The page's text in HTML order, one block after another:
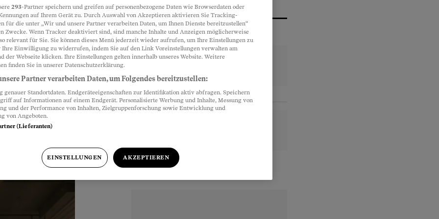
ist
um tiefere
nach.
Partnerinhalte
293-Partner speichern und greifen auf personenbezogene Daten wie Browserdaten oder
auf Ihrem Gerät zu. Durch Auswahl von Akzeptieren aktivieren Sie Tracking-
für die unter „Wir und unsere Partner verarbeiten Daten, um Ihnen Dienste bereitzustellen“
Zwecke. Wenn Tracker deaktiviert sind, sind manche Inhalte und Anzeigen möglicherweise
relevant für Sie. Sie können dieses Menü jederzeit wieder aufrufen, um Ihre Einstellungen zu
Ihre Einwilligung zu widerrufen, indem Sie auf den Link Voreinstellungen verwalten am
der Webseite klicken. Ihre Einstellungen gelten innerhalb unseres Website. Weitere
finden Sie in unserer Datenschutzerklärung.
Partner verarbeiten Daten, um Folgendes bereitzustellen:
genauer Standortdaten. Endgeräteeigenschaften zur Identifikation aktiv abfragen. Speichern
auf Informationen auf einem Endgerät. Personalisierte Werbung und Inhalte, Messung von
und der Performance von Inhalten, Zielgruppenforschung sowie Entwicklung und
von Angeboten.
(Lieferanten)
EINSTELLUNGEN AKZEPTIEREN